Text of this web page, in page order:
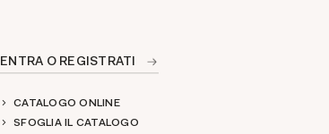
ENTRA O REGISTRATI
CATALOGO ONLINE
SFOGLIA IL CATALOGO